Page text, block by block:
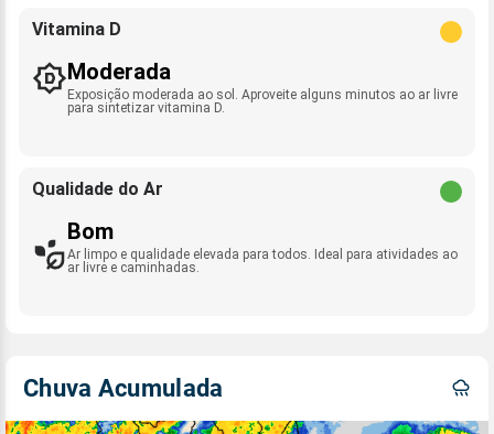
Vitamina D
Moderada
Exposição moderada ao sol. Aproveite alguns minutos ao ar livre
para sintetizar vitamina D.
Qualidade do Ar
Bom
Ar limpo e qualidade elevada para todos. Ideal para atividades ao
ar livre e caminhadas.
Chuva Acumulada